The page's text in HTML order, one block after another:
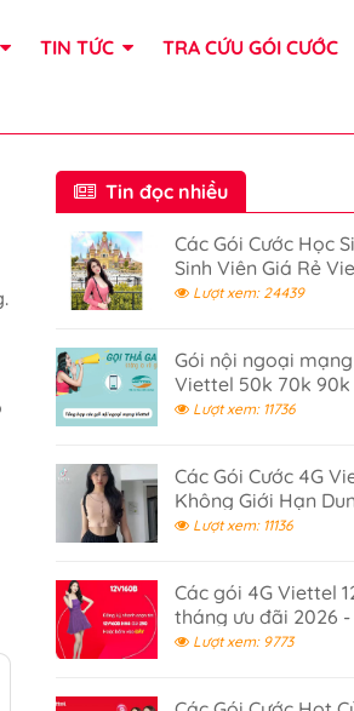
TIN TỨC TRA CỨU GÓI CƯỚC
Tin đọc nhiều
Các Gói Cước Học
Sinh Viên Giá Rẻ
Lượt xem: 24439
Gói nội ngoại mạng
Viettel 50k 70k 90k
120k - Gọi điện thả
Lượt xem: 11736
Các Gói Cước 4G
Không Giới Hạn
Lượng 2026
Lượt xem: 11136
Các gói 4G Viettel
tháng ưu đãi 2026 -
Cập Nhật
Lượt xem: 9773